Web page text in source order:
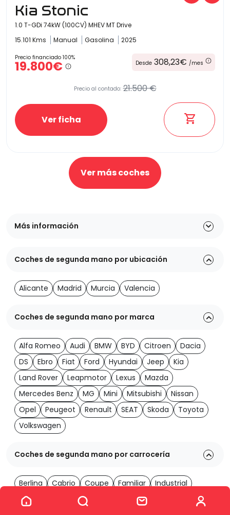
Ver los 2037 coches
Kia Stonic
1.0 T-GDi 74kW (100CV) MHEV MT Drive
15.101 Kms
Manual Gasolina 2025
Precio financiado 100%
19.800€ Desde 308,23€ /mes
Precio al contado: 21.500 €
Ver ficha
Ver más coches
Más información
Coches de segunda mano por ubicación
Alicante Madrid Murcia Valencia
Coches de segunda mano por marca
Alfa Romeo Audi BMW BYD Citroen
Dacia
DS
Ebro Fiat Ford Hyundai Jeep
Kia
Land Rover
Leapmotor Lexus
Mazda
Mercedes Benz
MG Mini Mitsubishi
Nissan
Opel
Peugeot Renault SEAT Skoda
Toyota
Volkswagen
Coches de segunda mano por carrocería
Berlina Cabrio Coupe Familiar
Industrial
Monovolumen
Todoterreno